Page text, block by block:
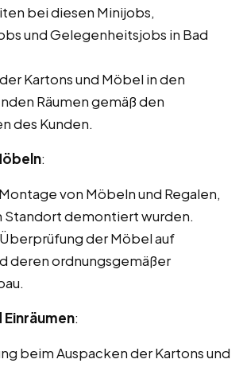
bei diesen Minijobs,
und Gelegenheitsjobs in Bad
Kartons und Möbel in den
Räumen gemäß den
des Kunden.
:
von Möbeln und Regalen,
Standort demontiert wurden.
der Möbel auf
deren ordnungsgemäßer
:
beim Auspacken der Kartons und